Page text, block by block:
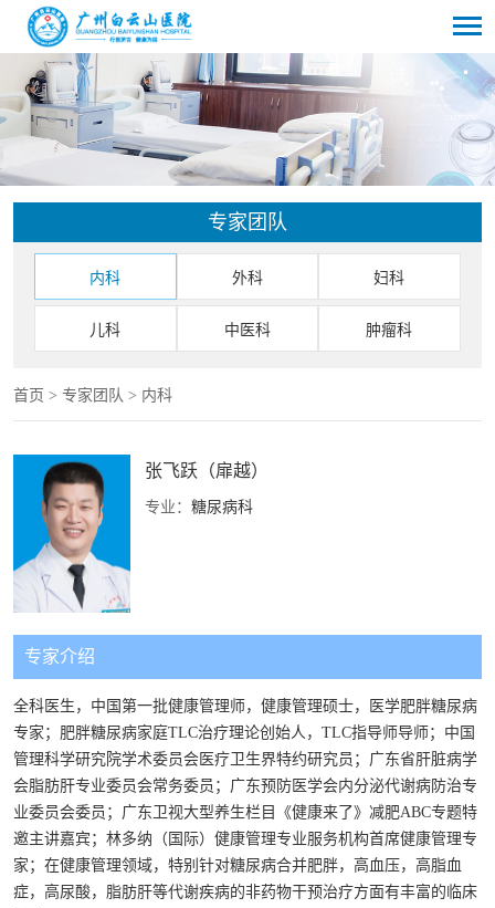
专家团队
内科 外科 妇科
儿科 中医科 肿瘤科
首页 > 专家团队 > 内科
张飞跃（扉越）
专业： 糖尿病科
专家介绍
全科医生，中国第一批健康管理师，健康管理硕士，医学肥胖糖尿病
专家；肥胖糖尿病家庭TLC治疗理论创始人，TLC指导师导师；中国
管理科学研究院学术委员会医疗卫生界特约研究员；广东省肝脏病学
会脂肪肝专业委员会常务委员；广东预防医学会内分泌代谢病防治专
业委员会委员；广东卫视大型养生栏目《健康来了》减肥ABC专题特
邀主讲嘉宾；林多纳（国际）健康管理专业服务机构首席健康管理专
家；在健康管理领域，特别针对糖尿病合并肥胖，高血压，高脂血
症，高尿酸，脂肪肝等代谢疾病的非药物干预治疗方面有丰富的临床